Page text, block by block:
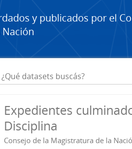
y publicados por el
Expedientes
Disciplina
Consejo de la Magistratura de la